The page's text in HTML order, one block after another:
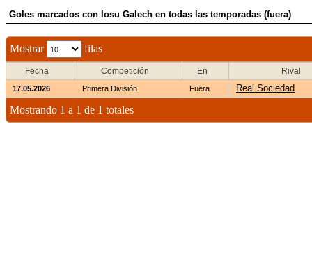
Goles marcados con Iosu Galech en todas las temporadas (fuera)
Mostrar filas
Fecha Competición En Rival
17.05.2026 Primera División Fuera Real Sociedad
Mostrando 1 a 1 de 1 totales